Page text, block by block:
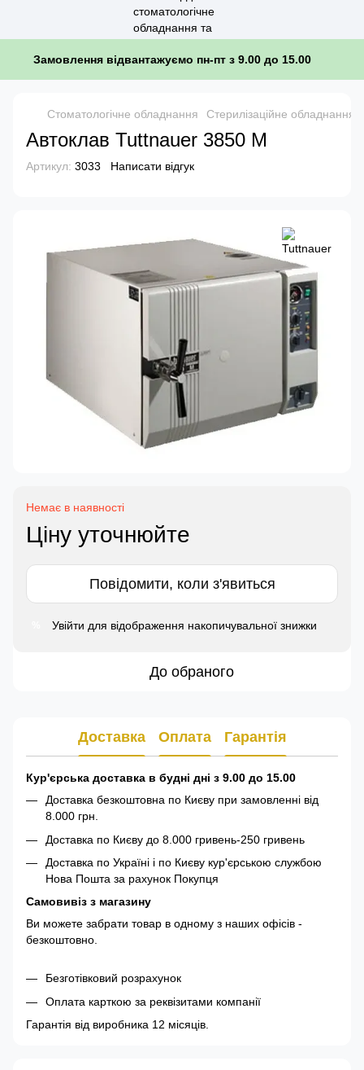
Замовлення відвантажуємо пн-пт з 9.00 до 15.00
Стоматологічне обладнання Стерилізаційне обладнання,
Автоклав Tuttnauer 3850 M
Артикул: 3033 Написати відгук
Немає в наявності
Ціну уточнюйте
Повідомити, коли з'явиться
Увійти для відображення накопичувальної знижки
До обраного
Доставка Оплата Гарантія
Кур'єрська доставка в будні дні з 9.00 до 15.00
Доставка безкоштовна по Києву при замовленні від
8.000 грн.
Доставка по Києву до 8.000 гривень-250 гривень
Доставка по Україні і по Києву кур'єрською службою
Нова Пошта за рахунок Покупця
Самовивіз з магазину
Ви можете забрати товар в одному з наших офісів -
безкоштовно.
Безготівковий розрахунок
Оплата карткою за реквізитами компанії
Гарантія від виробника 12 місяців.